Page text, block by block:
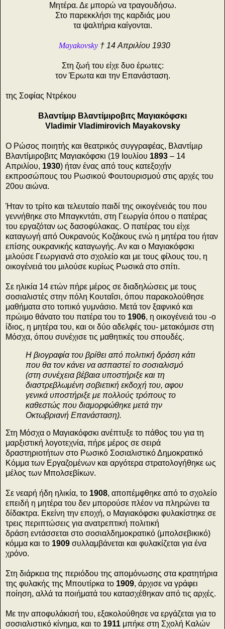
Μητέρα. Δε μπορώ να τραγουδήσω.
Στο παρεκκλήσι της καρδιάς μου
τα ψαλτήρια καίγονται.
Mayakovsky † 14 Απριλίου 1930
Στη ζωή του είχε δυο έρωτες:
τον Έρωτα και την Επανάσταση.
της Σοφίας Ντρέκου
Βλαντίμιρ Βλαντίμιροβιτς Μαγιακόφσκι
Vladimir Vladimirovich Mayakovsky
Ο Ρώσος ποιητής και θεατρικός συγγραφέας, Βλαντίμιρ
Βλαντίμιροβιτς Μαγιακόφσκι (19 Ιουλίου 1893 – 14
Απριλίου, 1930) ήταν ένας από τους κατεξοχήν
εκπροσώπους του Ρωσικού Φουτουρισμού στις αρχές του
20ου αιώνα.
Ήταν το τρίτο και τελευταίο παιδί της οικογένειάς του που
γεννήθηκε στο Μπαγκντάτι, στη Γεωργία όπου ο πατέρας
του εργαζόταν ως δασοφύλακας. Ο πατέρας του είχε
καταγωγή από Ουκρανούς Κοζάκους ενώ η μητέρα του ήταν
επίσης oυκρανικής καταγωγής. Αν και ο Μαγιακόφσκι
μιλούσε Γεωργιανά στο σχολείο και με τους φίλους του, η
οικογένειά του μιλούσε κυρίως Ρωσικά στο σπίτι.
Σε ηλικία 14 ετών πήρε μέρος σε διαδηλώσεις με τους
σοσιαλιστές στην πόλη Κουταΐσι, όπου παρακολούθησε
μαθήματα στο τοπικό γυμνάσιο. Μετά τον ξαφνικό και
πρώιμο θάνατο του πατέρα του το 1906, η οικογένειά του -ο
ίδιος, η μητέρα του, και οι δύο αδελφές του- μετακόμισε στη
Μόσχα, όπου συνέχισε τις μαθητικές του σπουδές.
Η βιογραφία του βρίθει από πολιτική δράση κάτι
που θα τον κάνει να ασπαστεί το σοσιαλισμό
(στη συνέχεια βέβαια υποστήριξε και τη
διαστρεβλωμένη σοβιετική εκδοχή του, αφου
γενικά υποστήριξε με πολλούς τρόπoυς το
καθεστώς που διαμορφώθηκε μετά την
Οκτωβριανή Επανάσταση).
Στη Μόσχα ο Μαγιακόφσκι ανέπτυξε το πάθος του για τη
μαρξιστική λογοτεχνία, πήρε μέρος σε σειρά
δραστηριοτήτων στο Ρωσικό Σοσιαλιστικό Δημοκρατικό
Κόμμα των Εργαζομένων και αργότερα στρατολογήθηκε ως
μέλος των Μπολσεβίκων.
Σε νεαρή ήδη ηλικία, το 1908, αποπέμφθηκε από το σχολείο
επειδή η μητέρα του δεν μπορούσε πλέον να πληρώνει τα
δίδακτρα. Εκείνη την εποχή, ο Μαγιακόφσκι φυλακίστηκε σε
τρεις περιπτώσεις για ανατρεπτική πολιτική
δράση εντάσσεται στο σοσιαλδημοκρατικό (μπολσεβικικό)
κόμμα και το 1909 συλλαμβάνεται και φυλακίζεται για ένα
χρόνο.
Στη διάρκεια της περιόδου της απομόνωσης στα κρατητήρια
της φυλακής της Μπουτίρκα το 1909, άρχισε να γράφει
ποίηση, αλλά τα ποιήματά του κατασχέθηκαν από τις αρχές.
Με την αποφυλάκισή του, εξακολούθησε να εργάζεται για το
σοσιαλιστικό κίνημα, και το 1911 μπήκε στη Σχολή Καλών